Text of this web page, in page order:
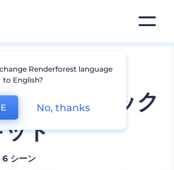
カーのモック
ト
6 シーン
Renderforest language
to English?
No, thanks